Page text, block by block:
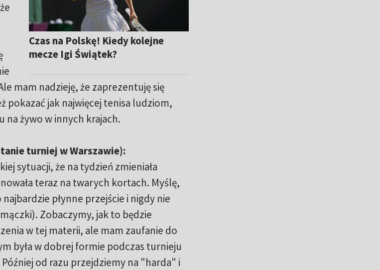
Czas na Polskę! Kiedy kolejne
mecze Igi Świątek?
mam nadzieję, że zaprezentuję się
pokazać jak najwięcej tenisa ludziom,
na żywo w innych krajach.
turniej w Warszawie):
sytuacji, że na tydzień zmieniała
teraz na twarych kortach. Myślę,
płynne przejście i nigdy nie
Zobaczymy, jak to będzie
w tej materii, ale mam zaufanie do
była w dobrej formie podczas turnieju
od razu przejdziemy na "harda" i